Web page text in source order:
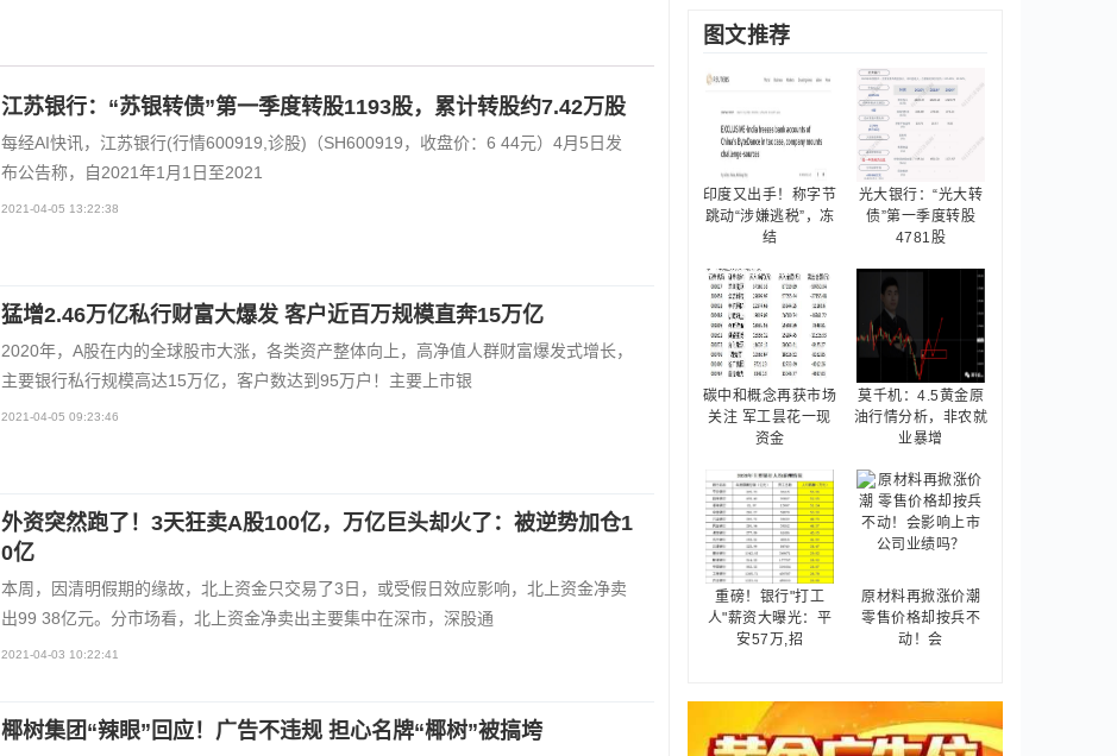
江苏银行：“苏银转债”第一季度转股1193股，累计转股约7.42万股
每经AI快讯，江苏银行(行情600919,诊股)（SH600919，收盘价：6 44元）4月5日发
布公告称，自2021年1月1日至2021
2021-04-05 13:22:38
猛增2.46万亿私行财富大爆发 客户近百万规模直奔15万亿
2020年，A股在内的全球股市大涨，各类资产整体向上，高净值人群财富爆发式增长，
主要银行私行规模高达15万亿，客户数达到95万户！主要上市银
2021-04-05 09:23:46
外资突然跑了！3天狂卖A股100亿，万亿巨头却火了：被逆势加仓1
0亿
本周，因清明假期的缘故，北上资金只交易了3日，或受假日效应影响，北上资金净卖
出99 38亿元。分市场看，北上资金净卖出主要集中在深市，深股通
2021-04-03 10:22:41
椰树集团“辣眼”回应！广告不违规 担心名牌“椰树”被搞垮
图文推荐
印度又出手！称字节
跳动“涉嫌逃税”，冻
结
光大银行：“光大转
债”第一季度转股
4781股
碳中和概念再获市场
关注 军工昙花一现
资金
莫千机：4.5黄金原
油行情分析，非农就
业暴增
重磅！银行"打工
人"薪资大曝光：平
安57万,招
原材料再掀涨价潮
零售价格却按兵不
动！会